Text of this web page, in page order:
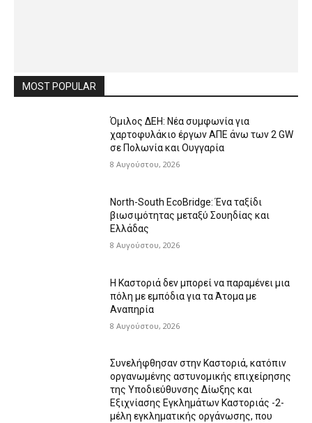
MOST POPULAR
Όμιλος ΔΕΗ: Νέα συμφωνία για
χαρτοφυλάκιο έργων ΑΠΕ άνω των 2 GW
σε Πολωνία και Ουγγαρία
8 Αυγούστου, 2026
North-South EcoBridge: Ένα ταξίδι
βιωσιμότητας μεταξύ Σουηδίας και
Ελλάδας
8 Αυγούστου, 2026
Η Καστοριά δεν μπορεί να παραμένει μια
πόλη με εμπόδια για τα Άτομα με
Αναπηρία
8 Αυγούστου, 2026
Συνελήφθησαν στην Καστοριά, κατόπιν
οργανωμένης αστυνομικής επιχείρησης
της Υποδιεύθυνσης Δίωξης και
Εξιχνίασης Εγκλημάτων Καστοριάς -2-
μέλη εγκληματικής οργάνωσης, που